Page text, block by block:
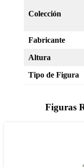
Colección
Fabricante
Altura
Tipo de Figura
Figuras